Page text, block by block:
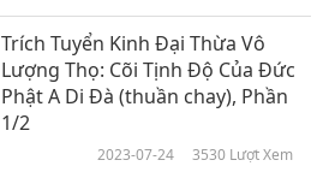
2024-04-12 4467Lượt Xem
Cùng Nhau Cứu Sinh Mạng,
Phần 12 Của Loạt Chương Trình
Nhiều Phần
Trích Tuyển Kinh Đại Thừa Vô
Lượng Thọ: Cõi Tịnh Độ Của Đức
Phật A Di Đà (thuần chay), Phần
1/2
2023-07-24 3530 Lượt Xem